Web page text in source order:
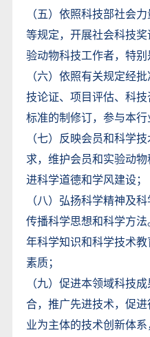
（五）依照科技部社会
等规定，开展社会科技
验动物科技工作者，特别
（六）依照有关规定经
技论证、项目评估、科
标准的制修订，参与本
（七）反映会员和科学
求，维护会员和实验动
进科学道德和学风建设；
（八）弘扬科学精神及
传播科学思想和科学方
年科学知识和科学技术
素质；
（九）促进本领域科技
合，推广先进技术，促
业为主体的技术创新体